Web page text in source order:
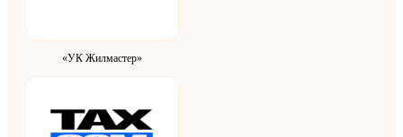
«УК Жилмастер»